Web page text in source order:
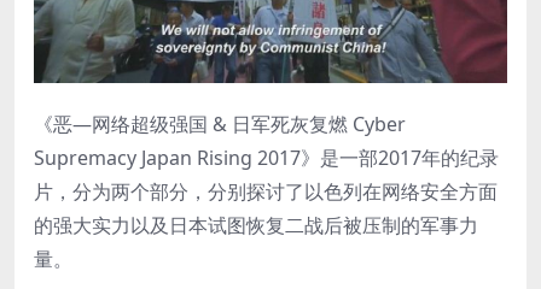
《恶—网络超级强国 & 日军死灰复燃 Cyber
Supremacy Japan Rising 2017》是一部2017年的纪录
片，分为两个部分，分别探讨了以色列在网络安全方面
的强大实力以及日本试图恢复二战后被压制的军事力
量。